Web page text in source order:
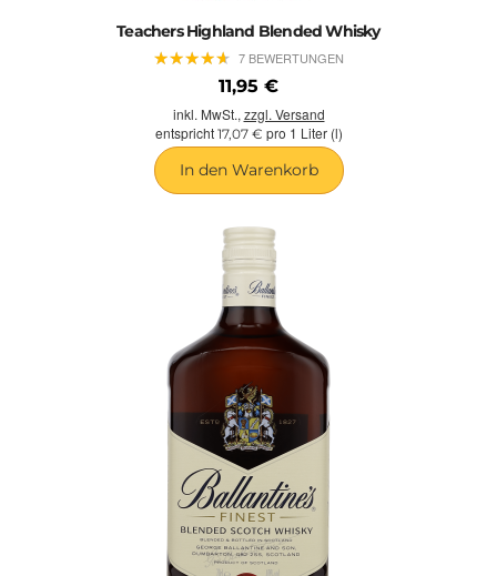
Teachers Highland Blended Whisky
★★★★★
★★★★★ 7 BEWERTUNGEN
11,95 €
inkl. MwSt., zzgl. Versand
entspricht 17,07 € pro 1 Liter (l)
In den Warenkorb